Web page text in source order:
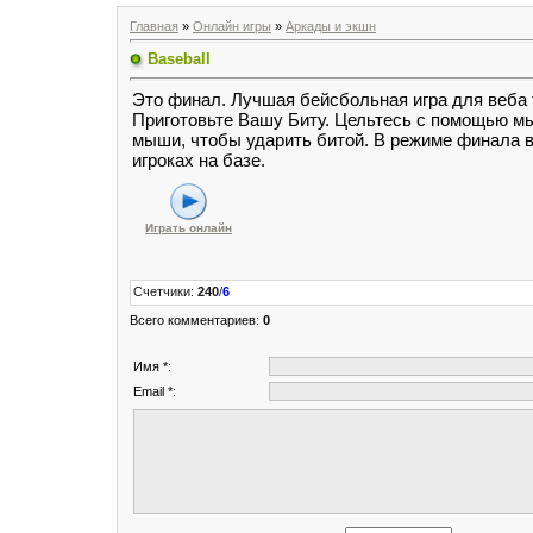
Главная » Онлайн игры » Аркады и экшн
Baseball
Это финал. Лучшая бейсбольная игра для веба
Приготовьте Вашу Биту. Цельтесь с помощью
мыши, чтобы ударить битой. В режиме финала
игроках на базе.
Играть онлайн
Счетчики: 240/6
Всего комментариев: 0
Имя *:
Email *: